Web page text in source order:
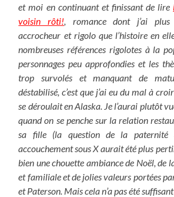
et moi en continuant et finissant de lire
voisin rôti! , romance dont j’ai
accrocheur et rigolo que l’histoire en
nombreuses références rigolotes à la
personnages peu approfondies et les
trop survolés et manquant de
déstabilisé, c’est que j’ai eu du mal à
se déroulait en Alaska. Je l’aurai plutôt
quand on se penche sur la relation
sa fille (la question de la paternité
accouchement sous X aurait été plus
bien une chouette ambiance de Noël, de
et familiale et de jolies valeurs portées
et Paterson. Mais cela n’a pas été